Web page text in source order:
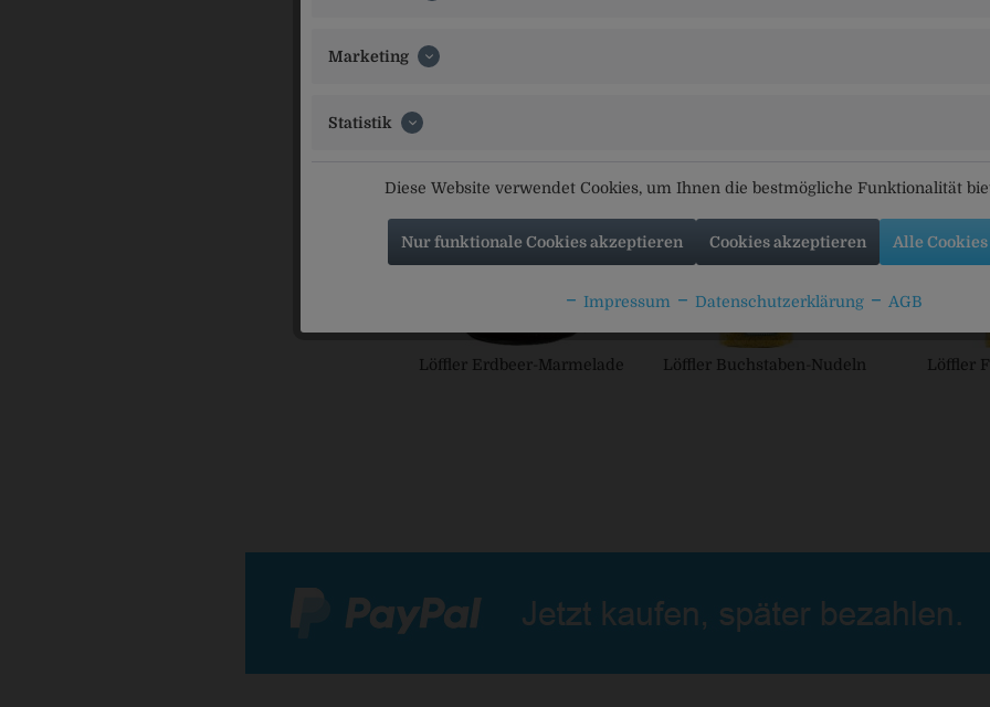
Löffler-Ei, Am Berg 16, 84092 Bayerbach bei Ergoldsbach
Ähnliche Artikel
Löffler Erdbeer-Marmelade Löffler Buchstaben-Nudeln Löffler
Marketing
Statistik
Diese Website verwendet Cookies, um Ihnen die bestmögliche Funktionalität
Nur funktionale Cookies akzeptieren Cookies akzeptieren Alle
Impressum Datenschutzerklärung AGB